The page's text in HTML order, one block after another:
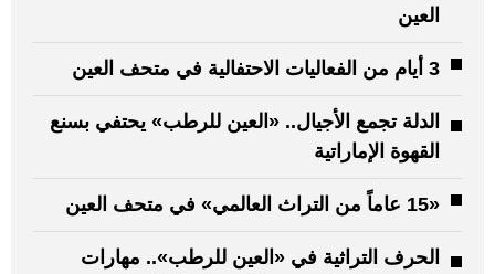
العين
3 أيام من الفعاليات الاحتفالية في متحف العين
الدلة تجمع الأجيال.. «العين للرطب» يحتفي بسنع
القهوة الإماراتية
«15 عاماً من التراث العالمي» في متحف العين
الحرف التراثية في «العين للرطب».. مهارات